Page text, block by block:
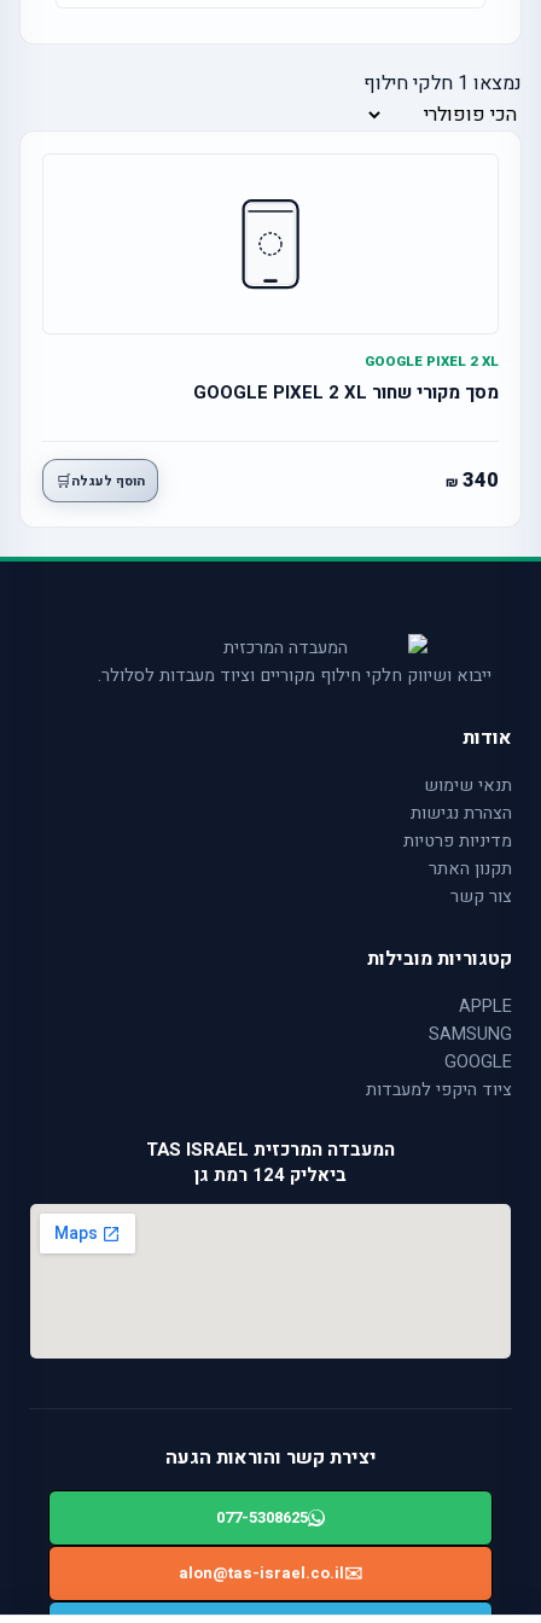
נמצאו 1 חלקי חילוף
GOOGLE PIXEL 2 XL
מסך מקורי שחור GOOGLE PIXEL 2 XL
340 הוסף לעגלה🛒
ייבוא ושיווק חלקי חילוף מקוריים וציוד מעבדות לסלולר.
אודות
תנאי שימוש
הצהרת נגישות
מדיניות פרטיות
תקנון האתר
צור קשר
קטגוריות מובילות
APPLE
SAMSUNG
GOOGLE
ציוד היקפי למעבדות
המעבדה המרכזית TAS ISRAEL
ביאליק 124 רמת גן
יצירת קשר והוראות הגעה
077-5308625
✉️
alon@tas-israel.co.il